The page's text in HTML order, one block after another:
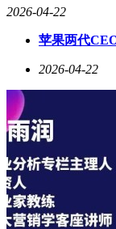
2026-04-22
苹果两代
2026-04-22